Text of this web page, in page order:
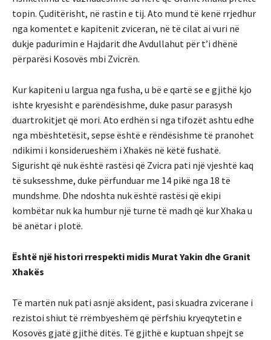
topin. Çuditërisht, në rastin e tij. Ato mund të kenë rrjedhur
nga komentet e kapitenit zviceran, në të cilat ai vuri në
dukje padurimin e Hajdarit dhe Avdullahut për t’i dhënë
përparësi Kosovës mbi Zvicrën.
Kur kapiteni u largua nga fusha, u bë e qartë se e gjithë kjo
ishte kryesisht e parëndësishme, duke pasur parasysh
duartrokitjet që mori. Ato erdhën si nga tifozët ashtu edhe
nga mbështetësit, sepse është e rëndësishme të pranohet
ndikimi i konsiderueshëm i Xhakës në këtë fushatë.
Sigurisht që nuk është rastësi që Zvicra pati një vjeshtë kaq
të suksesshme, duke përfunduar me 14 pikë nga 18 të
mundshme. Dhe ndoshta nuk është rastësi që ekipi
kombëtar nuk ka humbur një turne të madh që kur Xhaka u
bë anëtar i plotë.
Është një histori rrespekti midis Murat Yakin dhe Granit
Xhakës
Të martën nuk pati asnjë aksident, pasi skuadra zvicerane i
rezistoi shiut të rrëmbyeshëm që përfshiu kryeqytetin e
Kosovës gjatë gjithë ditës. Të gjithë e kuptuan shpejt se